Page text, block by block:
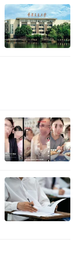
公开，链家未
规行为并未触
赔偿标准。”
确存在其他违
披露交易客户
规定；经纪人
意向的前提
房屋价格，违